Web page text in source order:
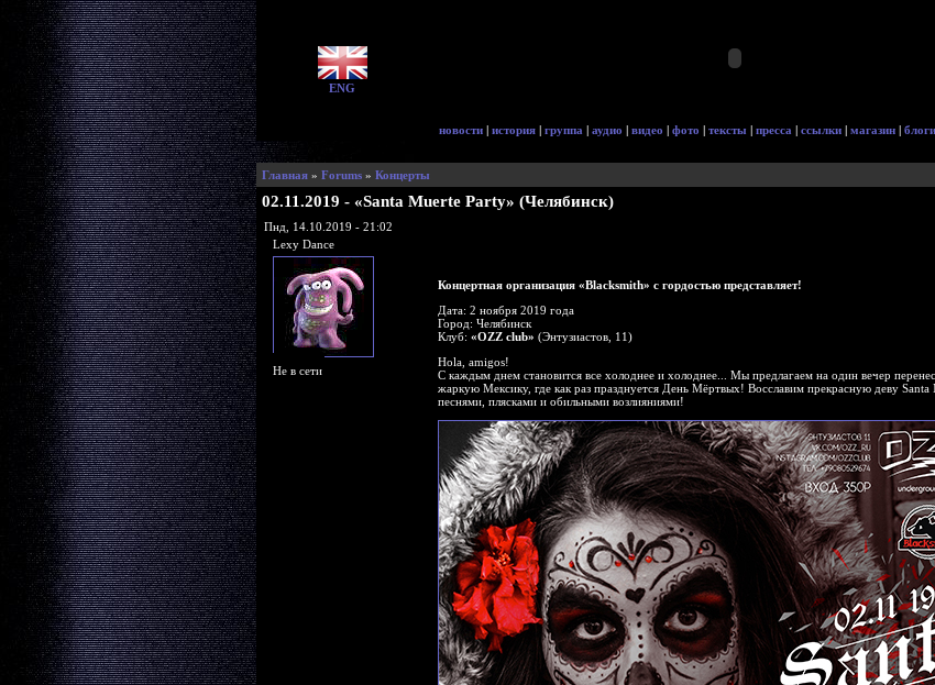
ENG
новости | история | группа | аудио | видео | фото | тексты | пресса | ссылки | магазин | блоги
Главная » Forums » Концерты
02.11.2019 - «Santa Muerte Party» (Челябинск)
Пнд, 14.10.2019 - 21:02
Lexy Dance
Не в сети
Концертная организация «Blacksmith» с гордостью представляет!
Дата: 2 ноября 2019 года
Город: Челябинск
Клуб: «OZZ club» (Энтузиастов, 11)
Hola, amigos!
С каждым днем становится все холоднее и холоднее... Мы предлагаем на один вечер
жаркую Мексику, где как раз празднуется День Мёртвых! Восславим прекрасную деву Santa
песнями, плясками и обильными возлияниями!